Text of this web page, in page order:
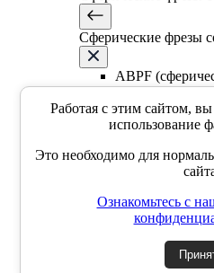
Сферические фрезы
ABPF
BNM
Фрезы со сменными
Фрезы со сменными
EMR5R
EMR6R
Т-образная
Фасочные фрезы со
Работая с этим сайтом, вы
использование
Это необходимо для
Ознакомьтесь с